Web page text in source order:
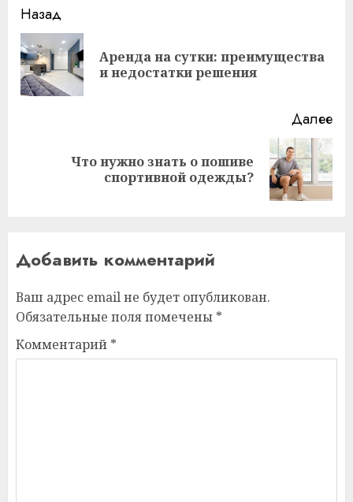
Навигация
записи
Назад
Аренда на сутки: преимущества
и недостатки решения
Далее
СледующаяЧто нужно знать о пошиве
спортивной одежды?
Добавить комментарий
Ваш адрес email не будет опубликован.
Обязательные поля помечены *
Комментарий *